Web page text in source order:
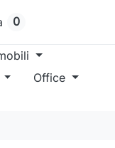
0
Office